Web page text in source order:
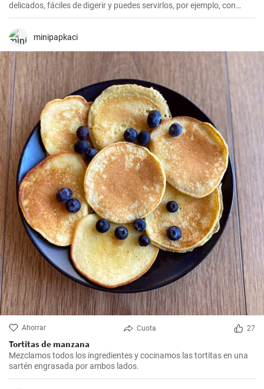
delicados, fáciles de digerir y puedes servirlos, por ejemplo, con
arándanos frescos y sirope de arándanos.
minipapkaci
Ahorrar Cuota 27
Tortitas de manzana
Mezclamos todos los ingredientes y cocinamos las tortitas en una
sartén engrasada por ambos lados.